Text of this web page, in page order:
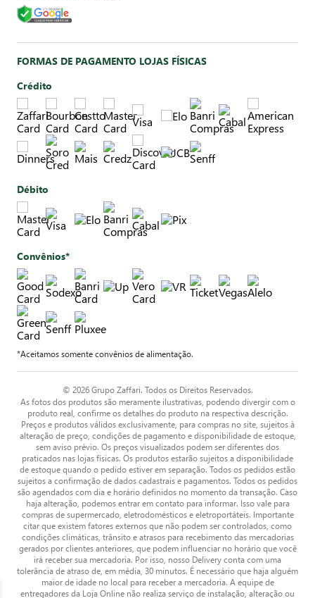
FORMAS DE PAGAMENTO LOJAS FÍSICAS
Crédito
Débito
Convênios*
*Aceitamos somente convênios de alimentação.
© 2026 Grupo Zaffari. Todos os Direitos Reservados.
As fotos dos produtos são meramente ilustrativas, podendo divergir com o
produto real, confirme os detalhes do produto na respectiva descrição.
Preços e produtos válidos exclusivamente, para compras no site, sujeitos à
alteração de preço, condições de pagamento e disponibilidade de estoque,
sem aviso prévio. Os preços visualizados podem ser diferentes dos
praticados nas lojas físicas. Os produtos estarão sujeitos a disponibilidade
de estoque quando o pedido estiver em separação. Todos os pedidos estão
sujeitos a confirmação de dados cadastrais e pagamentos. Todos os pedidos
são agendados com dia e horário definidos no momento da transação. Caso
haja alteração, podemos entrar em contato para informar. Isso vale para
compras de supermercado, eletrodomésticos e eletroportáteis. Importante
citar que existem fatores externos que não podem ser controlados, como
condições climáticas, trânsito e atrasos para recebimento das mercadorias
gerados por clientes anteriores, que podem influenciar no horário que você
irá receber sua mercadoria. Por isso, nosso Delivery conta com uma
tolerância de atraso de, em média, 30 minutos. É necessário que haja alguém
maior de idade no local para receber a mercadoria. A equipe de
entregadores da Loja Online não realiza serviço de instalação, alteração ou